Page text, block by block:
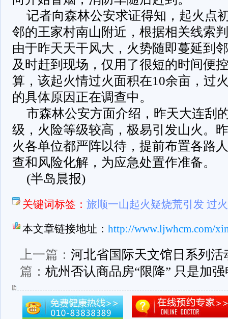
记者向森林公安求证得知，起火点
邻的王家村南山附近，根据相关线索
由于昨天天干风大，火势随即蔓延到
及时赶到现场，仅用了很短的时间便
算，该起火情过火面积在10余亩，过
的具体原因正在调查中。
市森林公安方面介绍，昨天大连刮
级，火险等级较高，极易引发山火。
火各单位都严阵以待，提前布置各路
查和风险化解，为应急处置作准备。
(半岛晨报)
关键词标签： 旅顺一山起火疑烧荒引发 过
本文章链接地址： http://www.ljwhcm.com/
上一篇： 河北省国际天文馆日系列活
篇： 杭州否认商品房“限降” 只是加